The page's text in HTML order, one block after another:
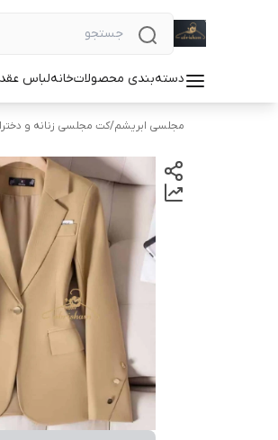
دسته‌بندی محصولاتخانهلباس عقد
مجلسی ابریشم/کت مجلسی زنانه و